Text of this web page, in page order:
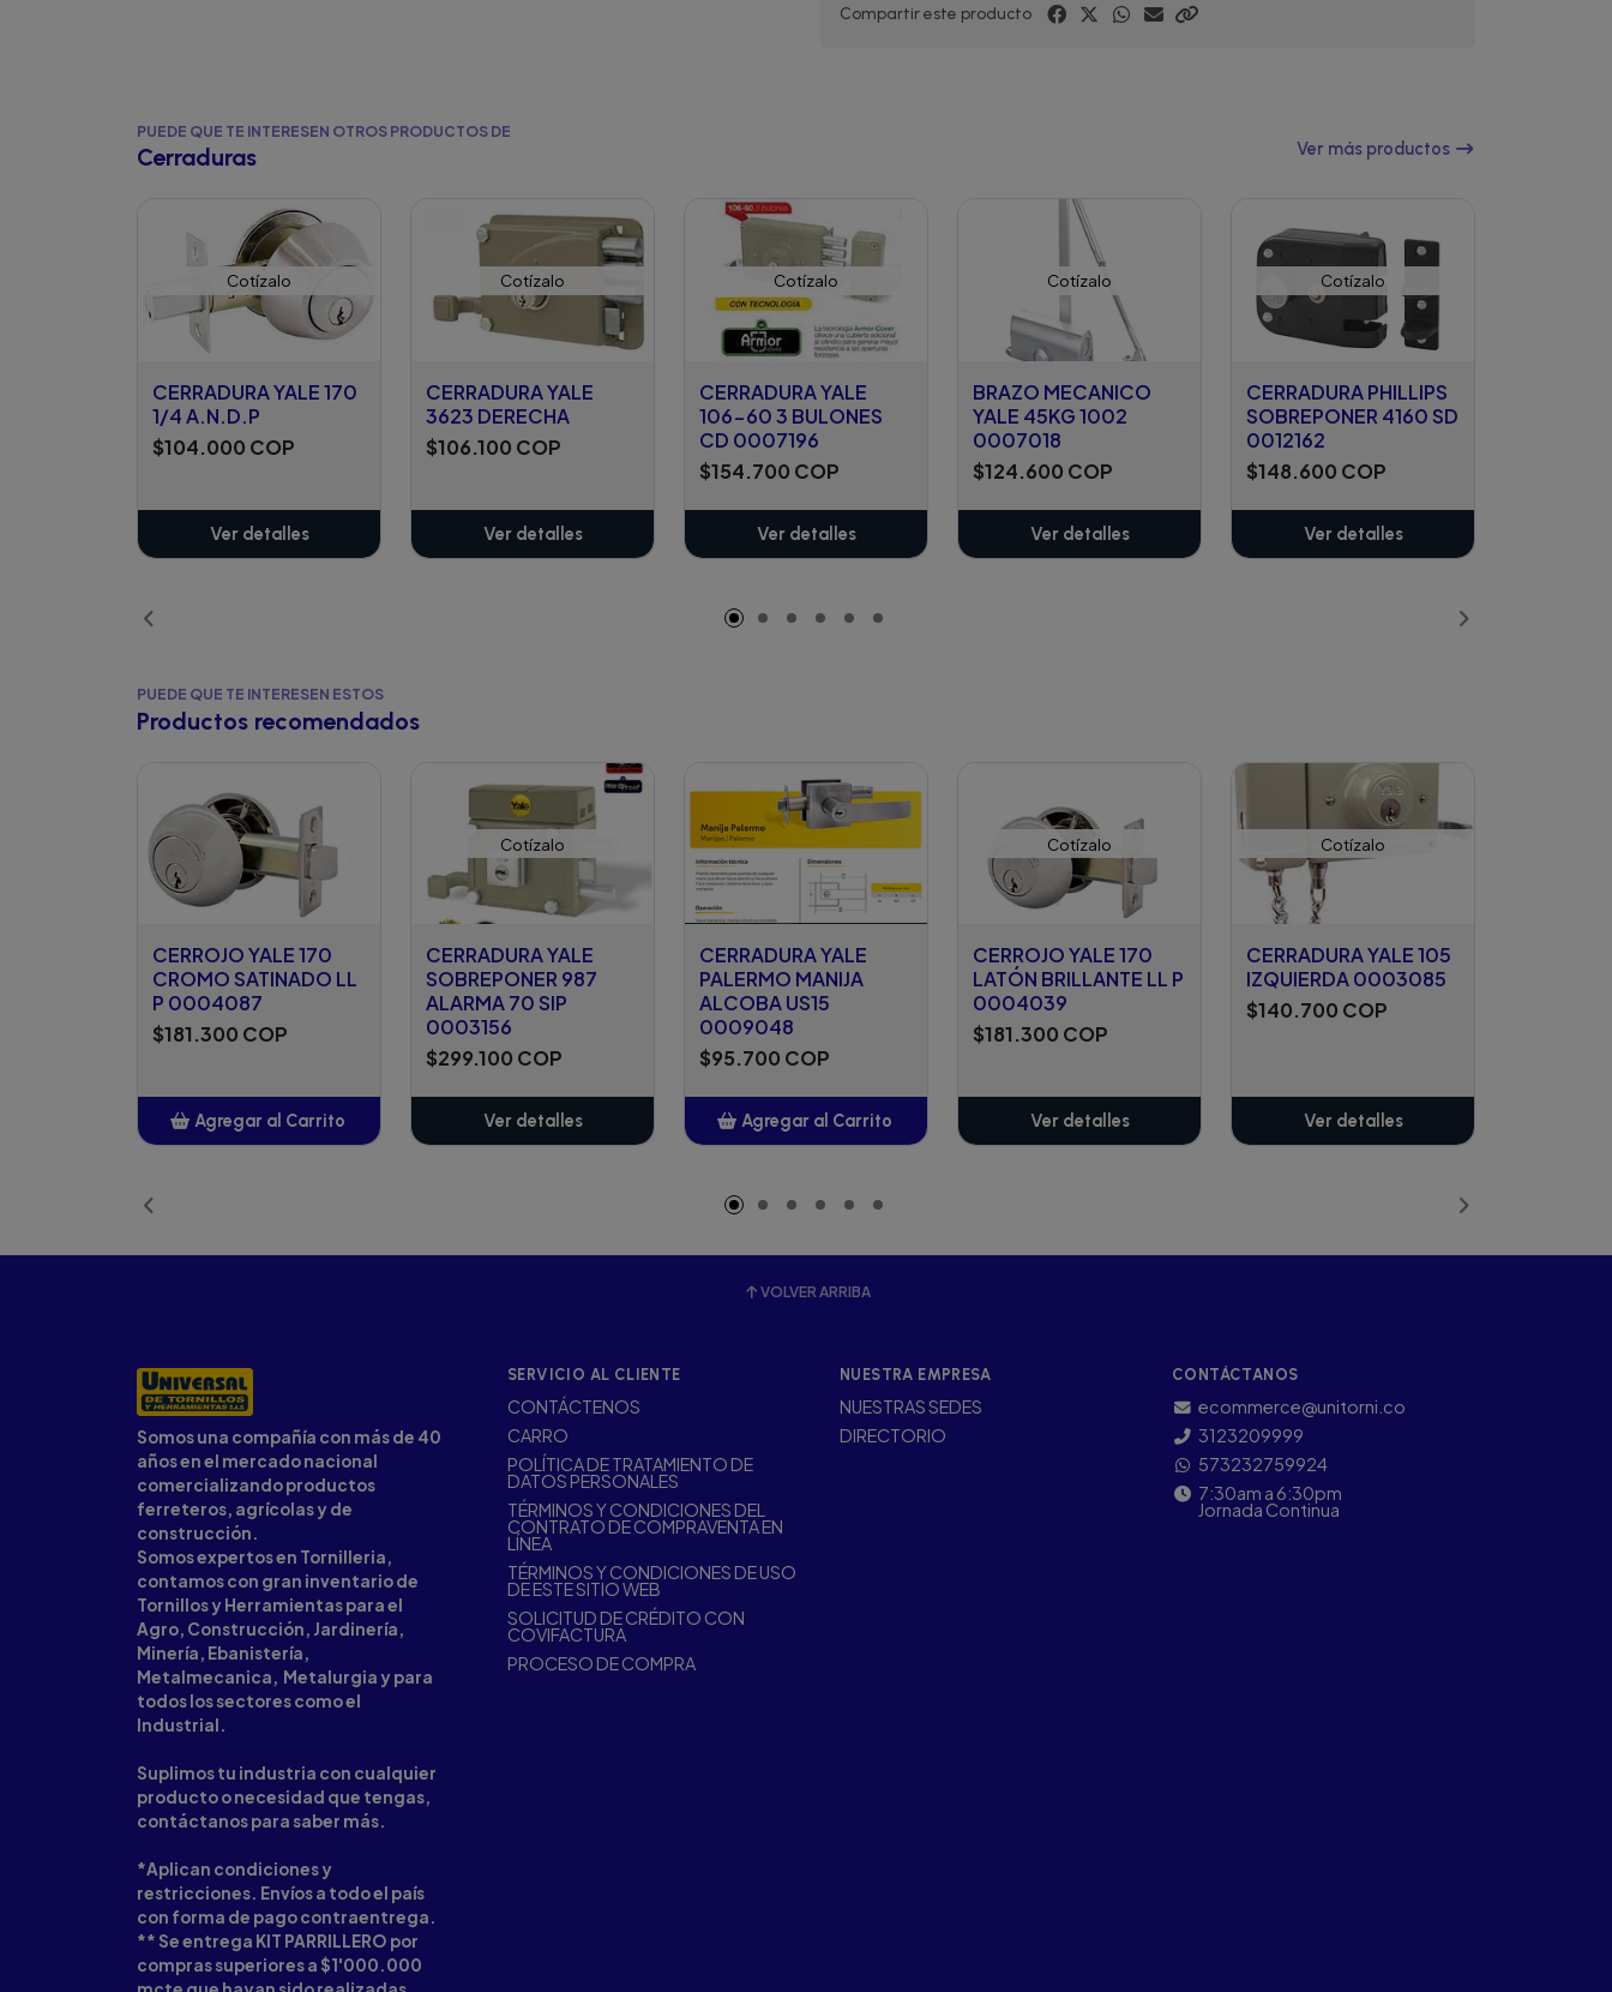
Compartir este producto
PUEDE QUE TE INTERESEN OTROS PRODUCTOS DE
Cerraduras Ver más productos
Cotízalo
CERRADURA YALE 170
1/4 A.N.D.P
$104.000 COP
Ver detalles
Cotízalo
CERRADURA YALE
3623 DERECHA
$106.100 COP
Ver detalles
Cotízalo
CERRADURA YALE
106-60 3 BULONES
CD 0007196
$154.700 COP
Ver detalles
Cotízalo
BRAZO MECANICO
YALE 45KG 1002
0007018
$124.600 COP
Ver detalles
Cotízalo
CERRADURA PHILLIPS
SOBREPONER 4160 SD
0012162
$148.600 COP
Ver detalles
PUEDE QUE TE INTERESEN ESTOS
Productos recomendados
CERROJO YALE 170
CROMO SATINADO LL
P 0004087
$181.300 COP
Agregar al Carrito
Cotízalo
CERRADURA YALE
SOBREPONER 987
ALARMA 70 SIP
0003156
$299.100 COP
Ver detalles
CERRADURA YALE
PALERMO MANIJA
ALCOBA US15
0009048
$95.700 COP
Agregar al Carrito
Cotízalo
CERROJO YALE 170
LATÓN BRILLANTE LL P
0004039
$181.300 COP
Ver detalles
Cotízalo
CERRADURA YALE 105
IZQUIERDA 0003085
$140.700 COP
Ver detalles
VOLVER ARRIBA
Somos una compañía con más de 40
años en el mercado nacional
comercializando productos
ferreteros, agrícolas y de
construcción.
Somos expertos en Tornilleria,
contamos con gran inventario de
Tornillos y Herramientas para el
Agro, Construcción, Jardinería,
Minería, Ebanistería,
Metalmecanica, Metalurgia y para
todos los sectores como el
Industrial.
Suplimos tu industria con cualquier
producto o necesidad que tengas,
contáctanos para saber más.
*Aplican condiciones y
restricciones. Envíos a todo el país
con forma de pago contraentrega.
** Se entrega KIT PARRILLERO por
compras superiores a $1'000.000
SERVICIO AL CLIENTE
CONTÁCTENOS
CARRO
POLÍTICA DE TRATAMIENTO DE
DATOS PERSONALES
TÉRMINOS Y CONDICIONES DEL
CONTRATO DE COMPRAVENTA EN
LÍNEA
TÉRMINOS Y CONDICIONES DE USO
DE ESTE SITIO WEB
SOLICITUD DE CRÉDITO CON
COVIFACTURA
PROCESO DE COMPRA
NUESTRA EMPRESA
NUESTRAS SEDES
DIRECTORIO
CONTÁCTANOS
ecommerce@unitorni.co
3123209999
573232759924
7:30am a 6:30pm
Jornada Continua